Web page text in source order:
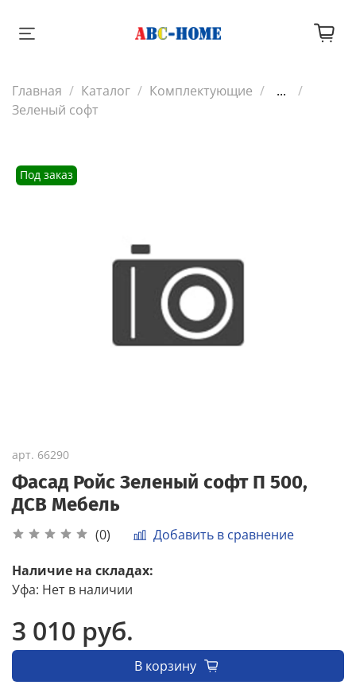
Главная Каталог Комплектующие
...
Зеленый софт
Под заказ
арт. 66290
Фасад Ройс Зеленый софт П 500,
ДСВ Мебель
(0) Добавить в сравнение
Наличие на складах:
Уфа: Нет в наличии
3 010 руб.
В корзину